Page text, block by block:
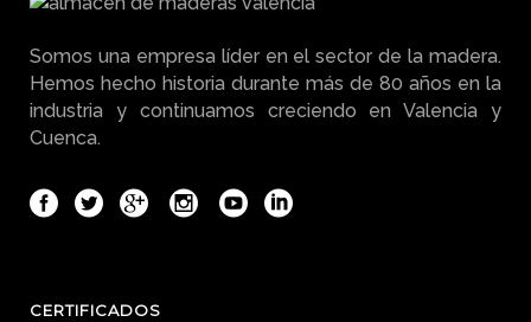
Somos una empresa líder en el sector de la madera.
Hemos hecho historia durante más de 80 años en la
industria y continuamos creciendo en Valencia y
Cuenca.
CERTIFICADOS